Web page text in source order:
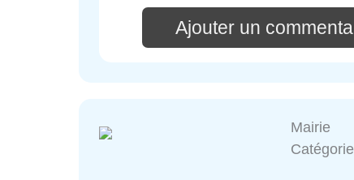
Ajouter un
Mairie